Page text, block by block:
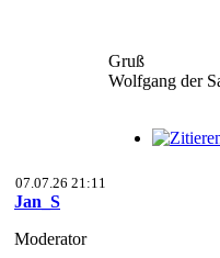
Gruß
Wolfgang der
07.07.26 21:11
Jan_S
Moderator